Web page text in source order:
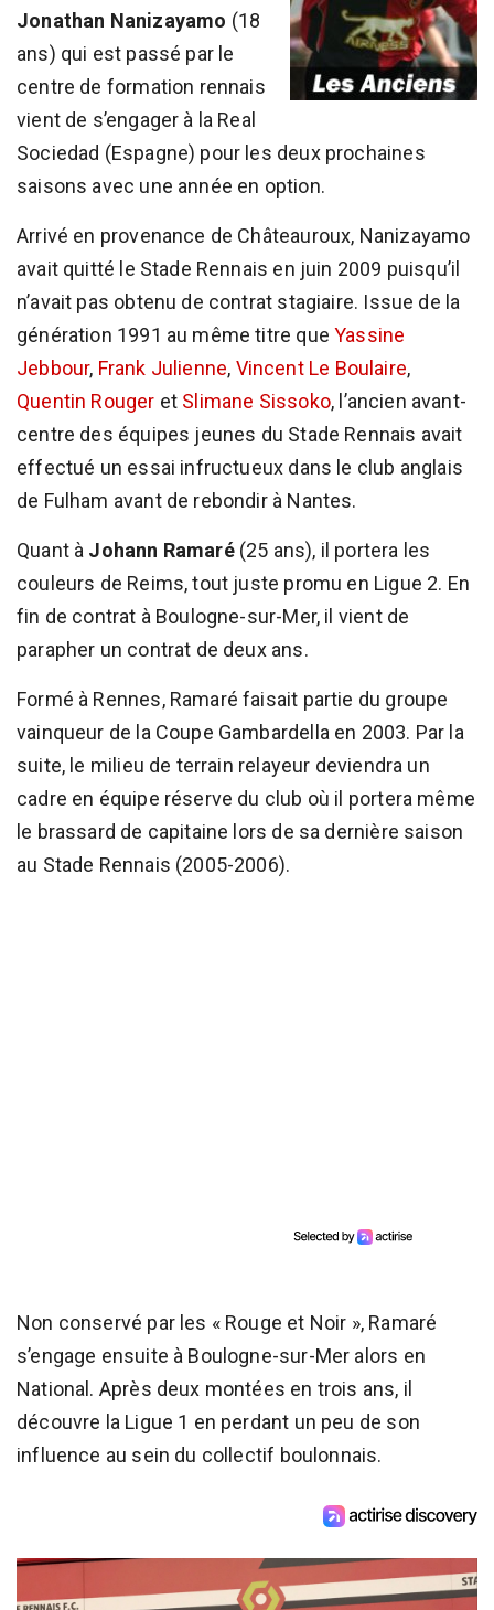
Jonathan Nanizayamo (18
ans) qui est passé par le
centre de formation rennais
vient de s’engager à la Real
Sociedad (Espagne) pour les deux prochaines
saisons avec une année en option.
Arrivé en provenance de Châteauroux, Nanizayamo
avait quitté le Stade Rennais en juin 2009 puisqu’il
n’avait pas obtenu de contrat stagiaire. Issue de la
génération 1991 au même titre queYassine
Jebbour, Frank Julienne, Vincent Le Boulaire,
Quentin Rouger et Slimane Sissoko, l’ancien avant-
centre des équipes jeunes du Stade Rennais avait
effectué un essai infructueux dans le club anglais
de Fulham avant de rebondir à Nantes.
Quant à Johann Ramaré(25 ans), il portera les
couleurs de Reims, tout juste promu en Ligue 2. En
fin de contrat à Boulogne-sur-Mer, il vient de
parapher un contrat de deux ans.
Formé à Rennes, Ramaré faisait partie du groupe
vainqueur de la Coupe Gambardella en 2003. Par la
suite, le milieu de terrain relayeur deviendra un
cadre en équipe réserve du club où il portera même
le brassard de capitaine lors de sa dernière saison
au Stade Rennais (2005-2006).
Non conservé par les « Rouge et Noir », Ramaré
s’engage ensuite à Boulogne-sur-Mer alors en
National. Après deux montées en trois ans, il
découvre la Ligue 1 en perdant un peu de son
influence au sein du collectif boulonnais.